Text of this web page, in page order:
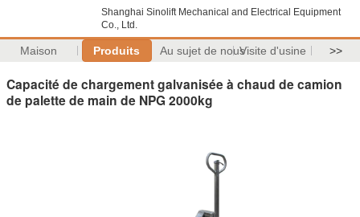
Shanghai Sinolift Mechanical and Electrical Equipment
Co., Ltd.
Maison Produits Au sujet de nousVisite d'usine >>
Capacité de chargement galvanisée à chaud de camion
de palette de main de NPG 2000kg